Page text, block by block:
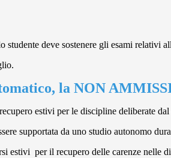
deve sostenere gli esami relativi
la NON
estivi per le discipline deliberate
supportata da uno studio autonomo
per il recupero delle carenze nelle